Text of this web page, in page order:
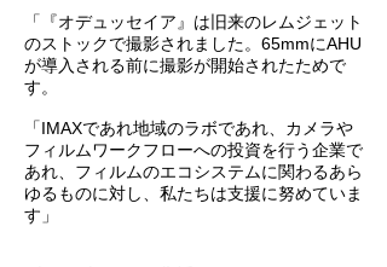
「『オデュッセイア』は旧来のレムジェット
のストックで撮影されました。65mmにAHU
が導入される前に撮影が開始されたためで
す。
「IMAXであれ地域のラボであれ、カメラや
フィルムワークフローへの投資を行う企業で
あれ、フィルムのエコシステムに関わるあら
ゆるものに対し、私たちは支援に努めていま
す」